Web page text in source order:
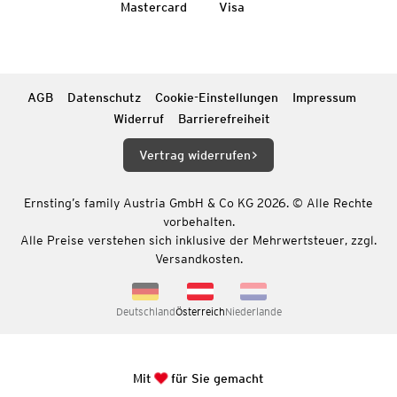
Mastercard Visa
AGB Datenschutz Cookie-Einstellungen
Impressum
Widerruf
Barrierefreiheit
Vertrag widerrufen
Ernsting’s family Austria GmbH & Co KG 2026. © Alle Rechte
vorbehalten.
Alle Preise verstehen sich inklusive der Mehrwertsteuer, zzgl.
Versandkosten.
DeutschlandÖsterreichNiederlande
Mit für Sie gemacht